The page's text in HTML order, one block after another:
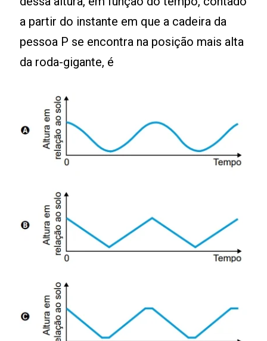
a partir do instante em que a cadeira da
pessoa P se encontra na posição mais alta
da roda-gigante, é